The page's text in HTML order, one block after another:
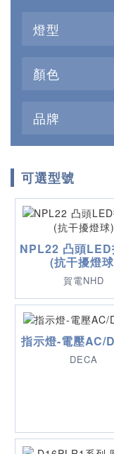
燈型
顏色
品牌
可選型號
NPL22 凸頭LED
(抗干擾燈
賀電NHD
指示燈-電壓AC/
DECA